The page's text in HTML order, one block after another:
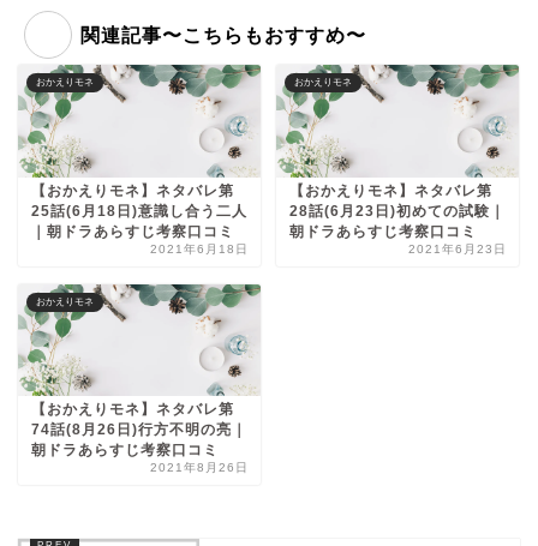
関連記事〜こちらもおすすめ〜
おかえりモネ
【おかえりモネ】ネタバレ第
25話(6月18日)意識し合う二人
｜朝ドラあらすじ考察口コミ
2021年6月18日
おかえりモネ
【おかえりモネ】ネタバレ第
28話(6月23日)初めての試験｜
朝ドラあらすじ考察口コミ
2021年6月23日
おかえりモネ
【おかえりモネ】ネタバレ第
74話(8月26日)行方不明の亮｜
朝ドラあらすじ考察口コミ
2021年8月26日